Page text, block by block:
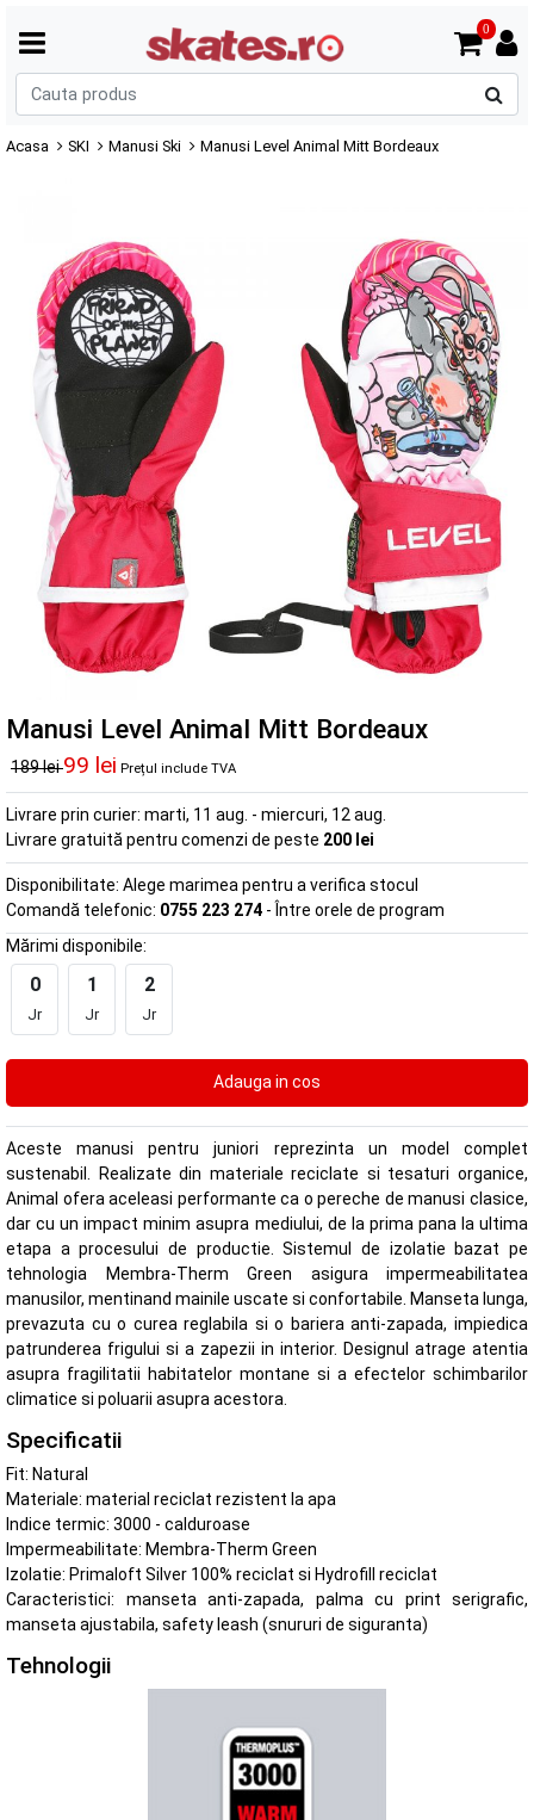
0
Acasa SKI Manusi Ski Manusi Level Animal Mitt Bordeaux
Manusi Level Animal Mitt Bordeaux
189 lei99 lei Prețul include TVA
Livrare prin curier: marti, 11 aug. - miercuri, 12 aug.
Livrare gratuită pentru comenzi de peste 200 lei
Disponibilitate: Alege marimea pentru a verifica stocul
Comandă telefonic: 0755 223 274 - Între orele de program
Mărimi disponibile:
0
Jr
1
Jr
2
Jr
Aceste manusi pentru juniori reprezinta un model complet
sustenabil. Realizate din materiale reciclate si tesaturi organice,
Animal ofera aceleasi performante ca o pereche de manusi clasice,
dar cu un impact minim asupra mediului, de la prima pana la ultima
etapa a procesului de productie. Sistemul de izolatie bazat pe
tehnologia Membra-Therm Green asigura impermeabilitatea
manusilor, mentinand mainile uscate si confortabile. Manseta lunga,
prevazuta cu o curea reglabila si o bariera anti-zapada, impiedica
patrunderea frigului si a zapezii in interior. Designul atrage atentia
asupra fragilitatii habitatelor montane si a efectelor schimbarilor
climatice si poluarii asupra acestora.
Specificatii
Fit: Natural
Materiale: material reciclat rezistent la apa
Indice termic: 3000 - calduroase
Impermeabilitate: Membra-Therm Green
Izolatie: Primaloft Silver 100% reciclat si Hydrofill reciclat
Caracteristici: manseta anti-zapada, palma cu print serigrafic,
manseta ajustabila, safety leash (snururi de siguranta)
Tehnologii